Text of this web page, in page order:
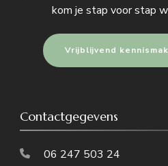
kom je stap voor stap
Vrijblijvend
Contactgegevens
06 247 503 24